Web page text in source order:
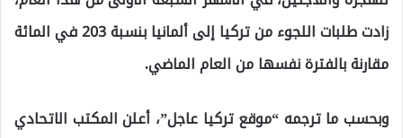
زادت طلبات اللجوء من تركيا إلى ألمانيا بنسبة 203 في المائة
مقارنة بالفترة نفسها من العام الماضي.
وبحسب ما ترجمه “موقع تركيا عاجل”، أعلن المكتب الاتحادي